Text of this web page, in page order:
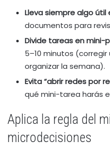
Lleva siempre algo útil
documentos para
Divide tareas en mini-
5–10 minutos
organizar la semana).
Evita “abrir redes por
qué mini-tarea harás
Aplica la regla del
microdecisiones